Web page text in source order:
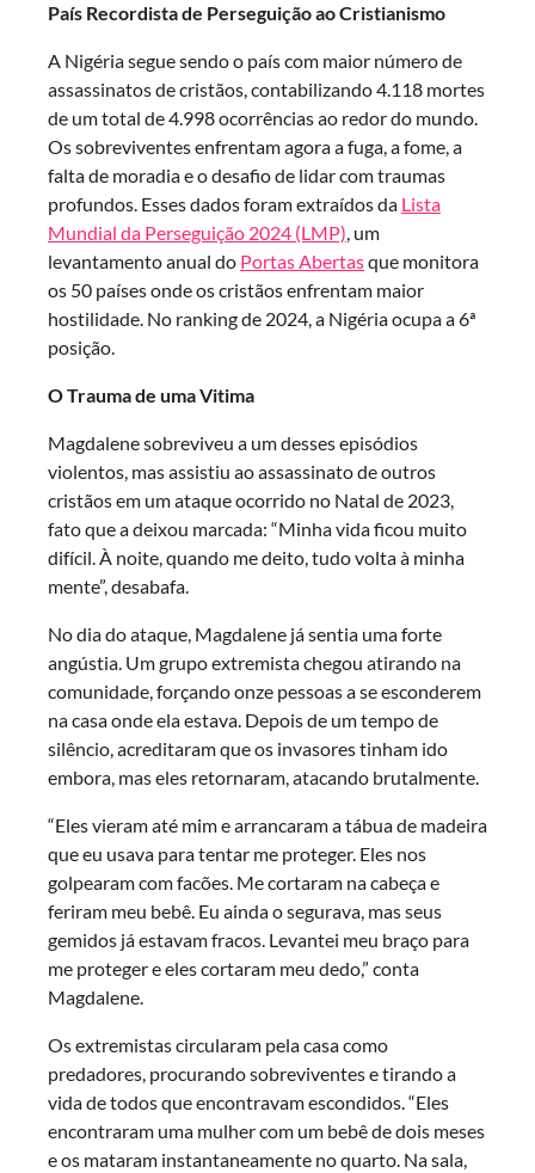
País Recordista de Perseguição ao Cristianismo
A Nigéria segue sendo o país com maior número de
assassinatos de cristãos, contabilizando 4.118 mortes
de um total de 4.998 ocorrências ao redor do mundo.
Os sobreviventes enfrentam agora a fuga, a fome, a
falta de moradia e o desafio de lidar com traumas
profundos. Esses dados foram extraídos da Lista
Mundial da Perseguição 2024 (LMP), um
levantamento anual do Portas Abertasque monitora
os 50 países onde os cristãos enfrentam maior
hostilidade. No ranking de 2024, a Nigéria ocupa a 6ª
posição.
O Traumade uma Vitima
Magdalene sobreviveu a um desses episódios
violentos, mas assistiu ao assassinato de outros
cristãos em um ataque ocorrido no Natal de 2023,
fato que a deixou marcada: “Minha vida ficou muito
difícil. À noite, quando me deito, tudo volta à minha
mente”, desabafa.
No dia do ataque, Magdalene já sentia uma forte
angústia. Um grupo extremista chegou atirando na
comunidade, forçando onze pessoas a se esconderem
na casa onde ela estava. Depois de um tempo de
silêncio, acreditaram que os invasores tinham ido
embora, mas eles retornaram, atacando brutalmente.
“Eles vieram até mim e arrancaram a tábua de madeira
que eu usava para tentar me proteger. Eles nos
golpearam com facões. Me cortaram na cabeça e
feriram meu bebê. Eu ainda o segurava, mas seus
gemidos já estavam fracos. Levantei meu braço para
me proteger e eles cortaram meu dedo,” conta
Magdalene.
Os extremistas circularam pela casa como
predadores, procurando sobreviventes e tirando a
vida de todos que encontravam escondidos. “Eles
encontraram uma mulher com um bebê de dois meses
e os mataram instantaneamente no quarto. Na sala,